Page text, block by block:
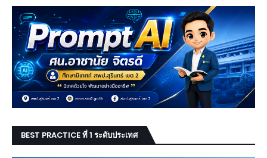
BEST PRACTICE ที่ 1 ระดับประเทศ